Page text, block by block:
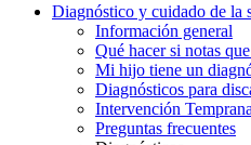
Diagnóstico y cuidado de la
Información general
Qué hacer si notas
Mi hijo tiene un
Diagnósticos para
Intervención
Preguntas frecuentes